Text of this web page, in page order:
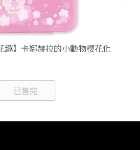
趣】卡娜赫拉的小動物櫻花化
已售完